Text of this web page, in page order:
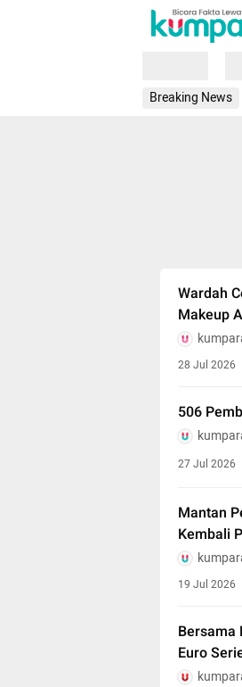
Breaking News
Wardah
Makeup
28 Jul 2026
506
27 Jul 2026
Mantan
Kembali
19 Jul 2026
Bersama
Euro